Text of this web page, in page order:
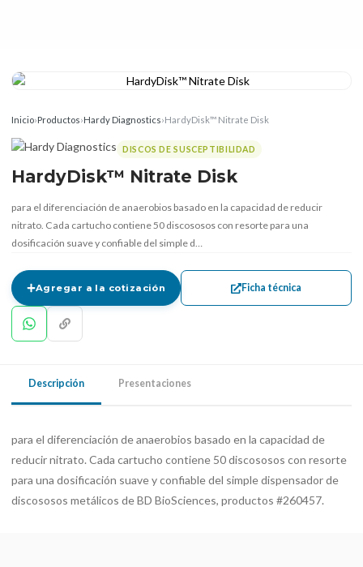
Inicio›Productos›Hardy Diagnostics›HardyDisk™ Nitrate Disk
DISCOS DE SUSCEPTIBILIDAD
HardyDisk™ Nitrate Disk
para el diferenciación de anaerobios basado en la capacidad de reducir
nitrato. Cada cartucho contiene 50 discososos con resorte para una
dosificación suave y confiable del simple d…
Agregar a la cotización Ficha técnica
Descripción Presentaciones
para el diferenciación de anaerobios basado en la capacidad de
reducir nitrato. Cada cartucho contiene 50 discososos con resorte
para una dosificación suave y confiable del simple dispensador de
discososos metálicos de BD BioSciences, productos #260457.